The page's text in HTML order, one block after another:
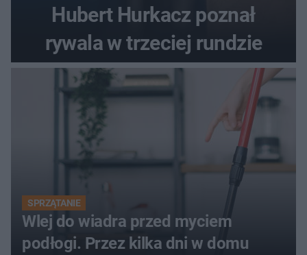
Hubert Hurkacz poznał
rywala w trzeciej rundzie
SPRZĄTANIE
Wlej do wiadra przed myciem
podłogi. Przez kilka dni w domu